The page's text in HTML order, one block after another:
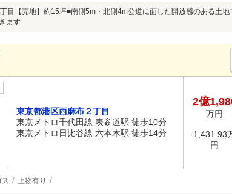
目【売地】約15坪■南側5m・北側4m公道に面した開放感のある土
ます
東京都港区西麻布２丁目
東京メトロ千代田線 表参道駅 徒歩10分
東京メトロ日比谷線 六本木駅 徒歩14分
2億
万円
1,431.93
円
ス 上物有り